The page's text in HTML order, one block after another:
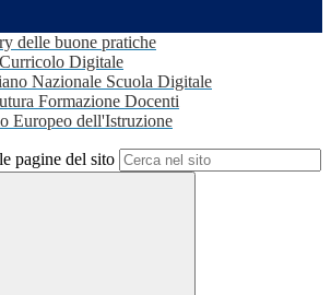
delle buone pratiche
Digitale
Nazionale Scuola Digitale
Formazione Docenti
Europeo dell'Istruzione
pagine del sito